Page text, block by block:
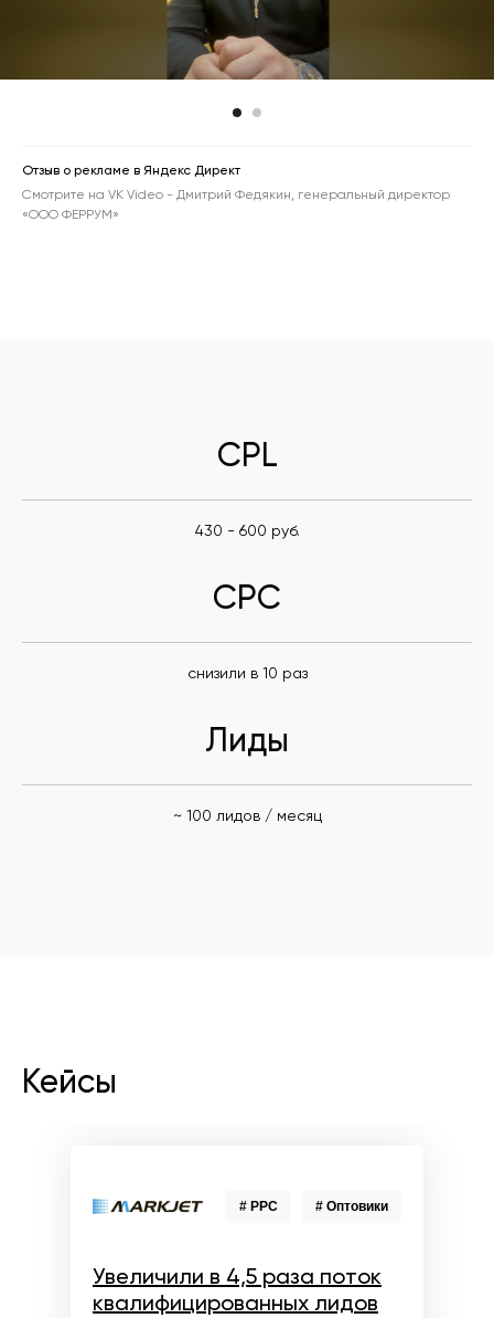
Отзыв о рекламе в Яндекс Директ
Смотрите на VK Video - Дмитрий Федякин, генеральный директор
«ООО ФЕРРУМ»
CPL
430 - 600 руб.
CPC
снизили в 10 раз
Лиды
~ 100 лидов / месяц
Кейсы
Увеличили в 4,5 раза поток
квалифицированных лидов
# Оптовики
# PPC